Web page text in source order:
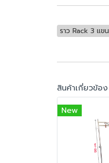
ราว Rack 3 แขน
สินค้าเกี่ยวข้อง
New